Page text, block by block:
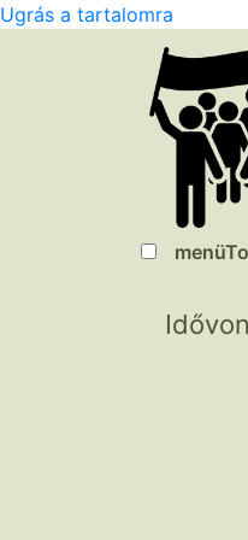
Ugrás a tartalomra
menü